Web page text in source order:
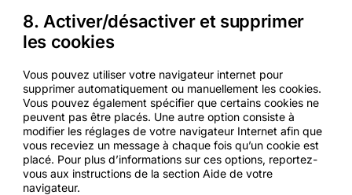
8. Activer/désactiver et supprimer
les cookies
Vous pouvez utiliser votre navigateur internet pour
supprimer automatiquement ou manuellement les cookies.
Vous pouvez également spécifier que certains cookies ne
peuvent pas être placés. Une autre option consiste à
modifier les réglages de votre navigateur Internet afin que
vous receviez un message à chaque fois qu’un cookie est
placé. Pour plus d’informations sur ces options, reportez-
vous aux instructions de la section Aide de votre
navigateur.